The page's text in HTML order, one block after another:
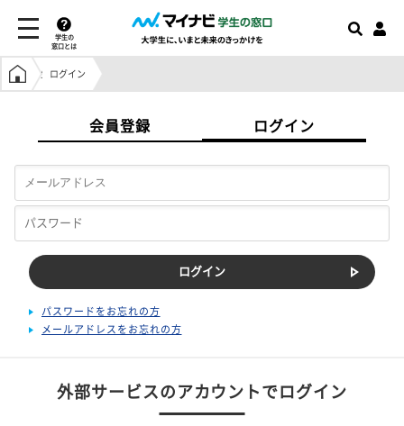
学生の
窓口とは
学生の窓口トップ
ログイン
会員登録 ログイン
パスワードをお忘れの方
メールアドレスをお忘れの方
外部サービスのアカウントでログイン